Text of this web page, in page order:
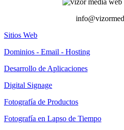
Sitios Web
Dominios - Email - Hosting
Desarrollo de Aplicaciones
Digital Signage
Fotografía de Productos
Fotografía en Lapso de Tiempo